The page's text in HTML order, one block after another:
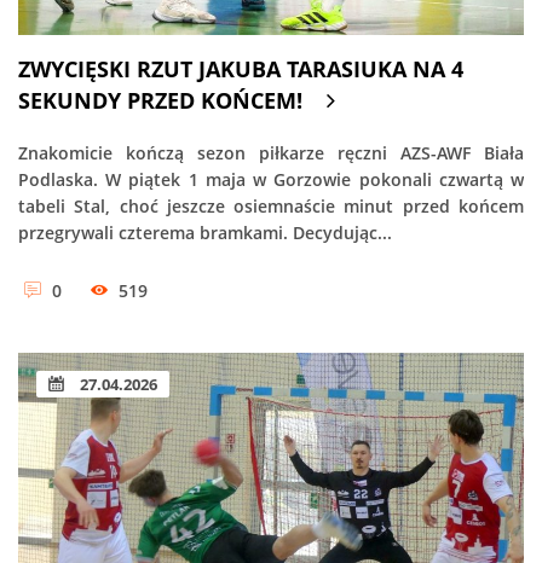
ZWYCIĘSKI RZUT JAKUBA TARASIUKA NA 4
SEKUNDY PRZED KOŃCEM!
Znakomicie kończą sezon piłkarze ręczni AZS-AWF Biała
Podlaska. W piątek 1 maja w Gorzowie pokonali czwartą w
tabeli Stal, choć jeszcze osiemnaście minut przed końcem
przegrywali czterema bramkami. Decydując...
0 519
27.04.2026